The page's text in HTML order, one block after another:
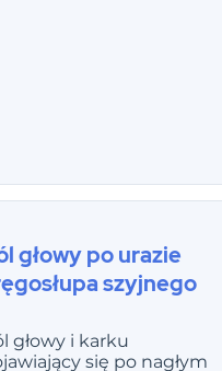
głowy po urazie
szyjnego
głowy i karku
się po nagłym